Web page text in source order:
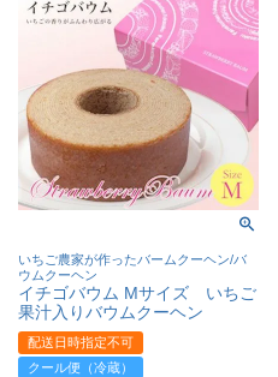
いちご農家が作ったバームクーヘン/バ
ウムクーヘン
イチゴバウム Mサイズ いちご
果汁入りバウムクーヘン
配送日時指定不可
クール便（冷蔵）